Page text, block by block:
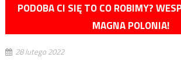
PODOBA CI SIĘ TO CO ROBIMY?
MAGNA POLONIA!
28 lutego 2022